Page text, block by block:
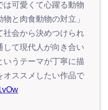
は可愛くて心躍る動物
と肉食動物の対立」
社会から決めつけられ
して現代人が向き合い
いうテーマが丁寧に描
オススメしたい作品で